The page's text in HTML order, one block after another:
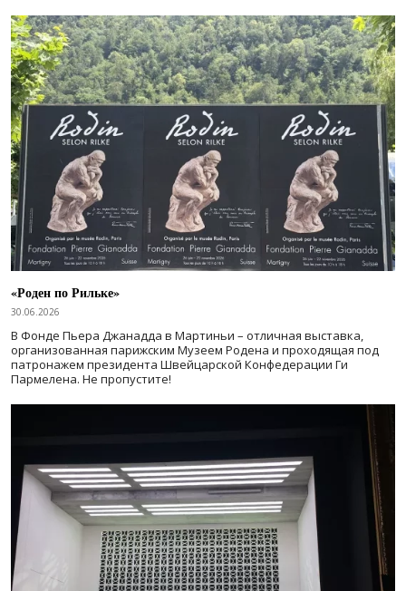
«Роден по Рильке»
30.06.2026
В Фонде Пьера Джанадда в Мартиньи – отличная выставка,
организованная парижским Музеем Родена и проходящая под
патронажем президента Швейцарской Конфедерации Ги
Пармелена. Не пропустите!